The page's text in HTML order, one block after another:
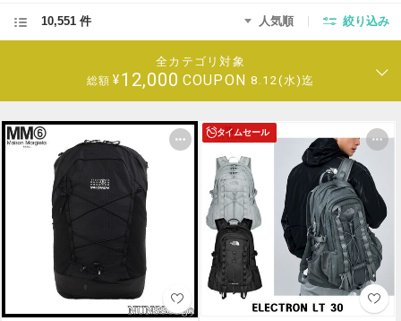
10,551 件 人気順 絞り込み
全カテゴリ対象
総額 ¥12,000 COUPON 8.12(水)迄
タイムセール